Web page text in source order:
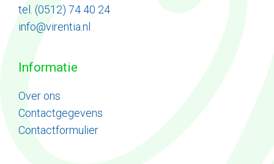
tel. (0512) 74 40 24
info@virentia.nl
Informatie
Over ons
Contactgegevens
Contactformulier